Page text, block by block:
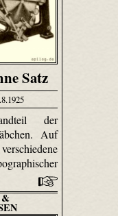
Satz
der
Auf
&